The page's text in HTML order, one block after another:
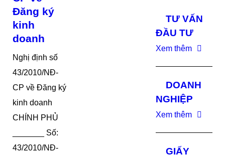
Đăng ký
kinh
doanh
Nghị định số
43/2010/NĐ-
CP về Đăng ký
kinh doanh
CHÍNH PHỦ
_______ Số:
43/2010/NĐ-
TƯ VẤN
ĐẦU TƯ
Xem thêm
DOANH
NGHIỆP
Xem thêm
GIẤY